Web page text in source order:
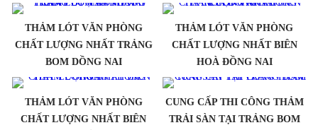
THẢM LÓT VĂN PHÒNG
CHẤT LƯỢNG NHẤT TRẢNG
BOM DỒNG NAI
THẢM LÓT VĂN PHÒNG
CHẤT LƯỢNG NHẤT BIÊN
HOÀ ĐỒNG NAI
THẢM LÓT VĂN PHÒNG
CHẤT LƯỢNG NHẤT BIÊN
CUNG CẤP THI CÔNG THẢM
TRẢI SÀN TẠI TRẢNG BOM